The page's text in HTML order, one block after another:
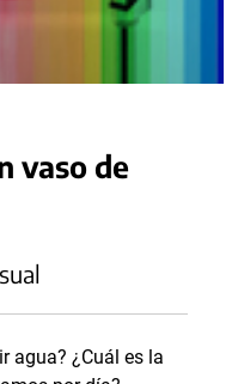
vaso de
agua? ¿Cuál es la